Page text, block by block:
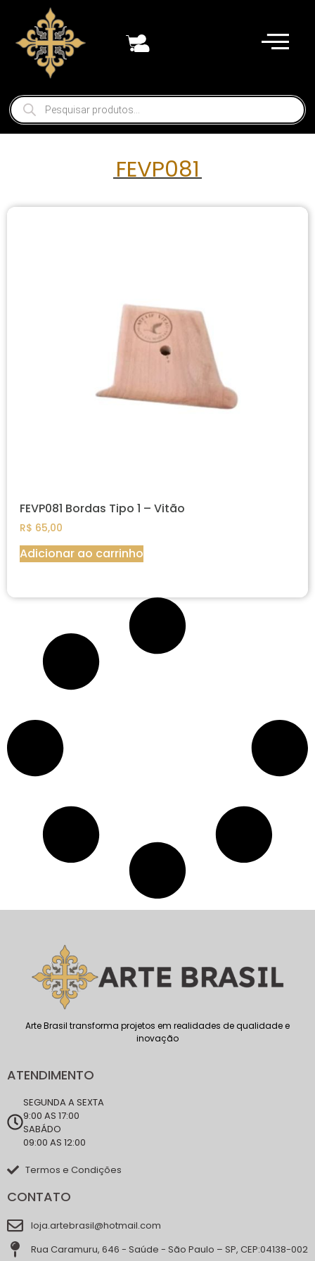
FEVP081
FEVP081 Bordas Tipo 1 – Vitão
R$ 65,00
Adicionar ao carrinho
Arte Brasil transforma projetos em realidades de qualidade e
inovação
ATENDIMENTO
SEGUNDA A SEXTA
9:00 AS 17:00
SABÁDO
09:00 AS 12:00
Termos e Condições
CONTATO
loja.artebrasil@hotmail.com
Rua Caramuru, 646 - Saúde - São Paulo – SP, CEP:04138-002